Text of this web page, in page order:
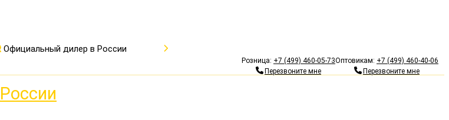
Официальный дилер в России
Оптовикам: +7 (499) 460-40-06
Перезвоните мне
Розница: +7 (499) 460-05-73
Перезвоните мне